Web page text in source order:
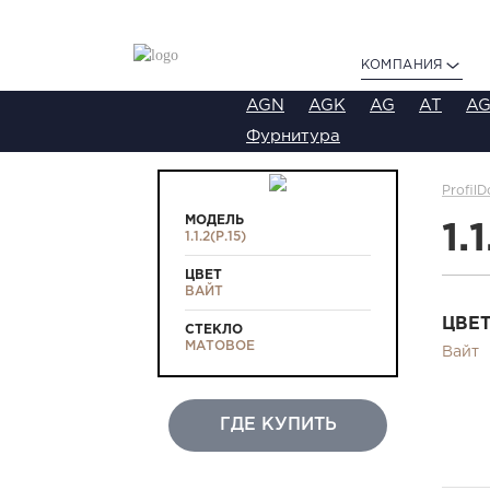
КОМПАНИЯ
AGN AGK AG AT
Фурнитура
МОДЕЛЬ
1.1.2(Р.15)
ЦВЕТ
ВАЙТ
СТЕКЛО
МАТОВОЕ
ГДЕ КУПИТЬ
ЦВЕТ
Вайт